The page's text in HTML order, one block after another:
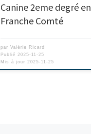
Canine 2eme degré en
Franche Comté
parValérie Ricard
Publié2025-11-25
Mis à jour 2025-11-25